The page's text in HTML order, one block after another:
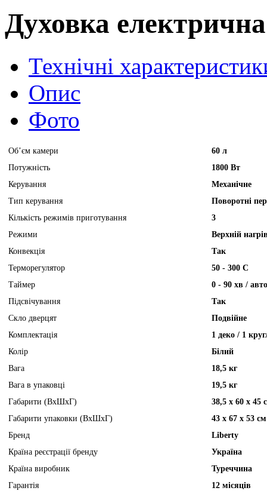
Духовка
Технічні
Опис
Фото
Об’єм камери
60 л
Потужність
1800 Вт
Керування
Механічне
Тип керування
Поворотні
Кількість режимів приготування
3
Режими
Верхній
Конвекція
Так
Терморегулятор
50 - 300 С
Таймер
0 - 90 хв /
Підсвічування
Так
Скло дверцят
Подвійне
Комплектація
1 деко / 1
Колір
Білий
Вага
18,5 кг
Вага в упаковці
19,5 кг
Габарити (ВхШхГ)
38,5 х 60 х 45
Габарити упаковки (ВхШхГ)
43 х 67 х 53 см
Бренд
Liberty
Країна реєстрації бренду
Україна
Країна виробник
Туреччина
Гарантія
12 місяців